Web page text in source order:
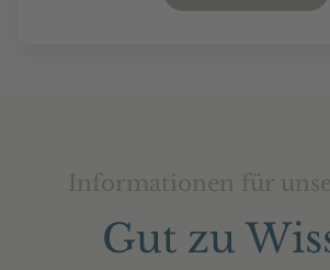
Informationen für
Gut zu